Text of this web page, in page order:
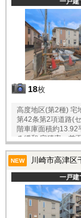
18枚
高度地区(第2種) 宅
第42条第2項道路(
階車庫面積約13.92
る緩和 容積率：前
必要があります
NEW 川崎市高津区
一戸建